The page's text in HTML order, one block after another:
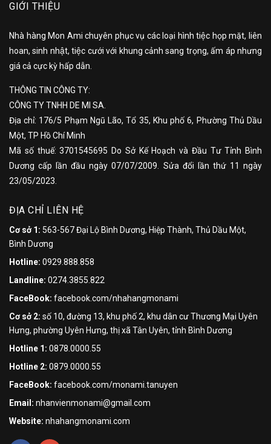
GIỚI THIỆU
Nhà hàng Mon Ami chuyên phục vụ các loại hình tiệc họp mặt, liên
hoan, sinh nhật, tiệc cưới với khung cảnh sang trọng, ấm áp nhưng
giá cả cực kỳ hấp dẫn.
THÔNG TIN CÔNG TY:
CÔNG TY TNHH DE MI SA.
Địa chỉ: 176/5 Phạm Ngũ Lão, Tổ 35, Khu phố 6, Phường Thủ Dầu
Một, TP Hồ Chí Minh
Mã số thuế: 3701545695 Do Sở Kế Hoạch và Đầu Tư Tỉnh Bình
Dương cấp lần đầu ngày 07/07/2009. Sửa đổi lần thứ 11 ngày
23/05/2023.
ĐỊA CHỈ LIÊN HỆ
Cơ sở 1: 563-567 Đại Lộ Bình Dương, Hiệp Thành, Thủ Dầu Một,
Bình Dương
Hotline: 0929.888.858
Landline: 0274.3855.822
FaceBook: facebook.com/nhahangmonami
Cơ sở 2: số 10, đường 13, khu phố 2, khu dân cư Thương Mại Uyên
Hưng, phường Uyên Hưng, thị xã Tân Uyên, tỉnh Bình Dương
Hotline 1: 0878.0000.55
Hotline 2: 0879.0000.55
FaceBook: facebook.com/monami.tanuyen
Email: nhanvienmonami@gmail.com
Website: nhahangmonami.com